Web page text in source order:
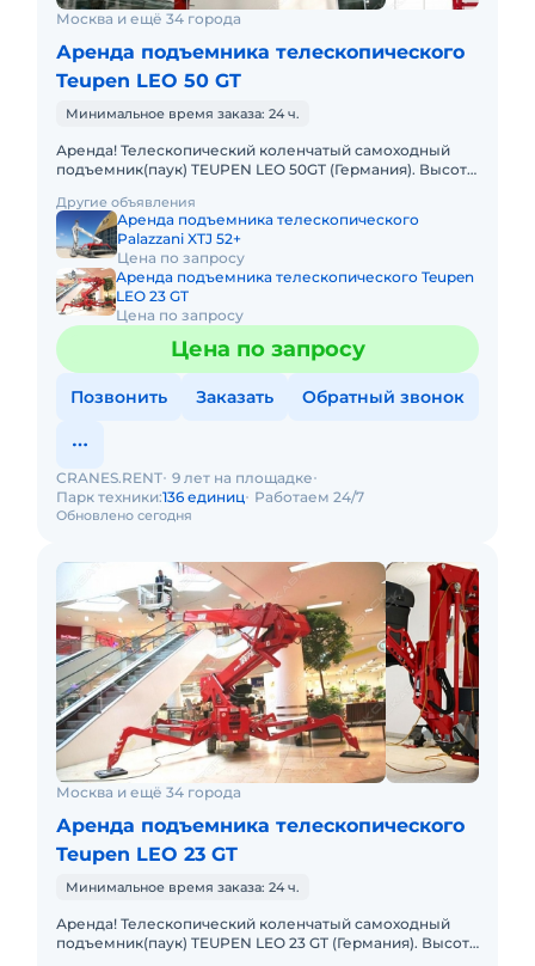
Москва и ещё 34 города
Аренда подъемника телескопического
Teupen LEO 50 GT
Минимальное время заказа: 24 ч.
Аренда! Телескопический коленчатый самоходный
подъемник(паук) TEUPEN LEO 50GT (Германия). Высота
питания: Дизель +
Другие объявления
Аренда подъемника телескопического
Palazzani XTJ 52+
Цена по запросу
Аренда подъемника телескопического Teupen
LEO 23 GT
Цена по запросу
Цена по запросу
Позвонить Заказать Обратный звонок
Обновлено сегодня
CRANES.RENT 9 лет на площадке
Парк техники:136 единиц Работаем 24/7
Москва и ещё 34 города
Аренда подъемника телескопического
Teupen LEO 23 GT
Минимальное время заказа: 24 ч.
Аренда! Телескопический коленчатый самоходный
подъемник(паук) TEUPEN LEO 23 GT (Германия). Высота